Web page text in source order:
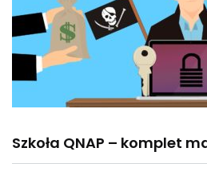
Szkoła QNAP – komplet